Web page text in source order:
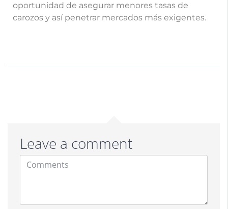
oportunidad de asegurar menores tasas de
carozos y así penetrar mercados más exigentes.
Leave a comment